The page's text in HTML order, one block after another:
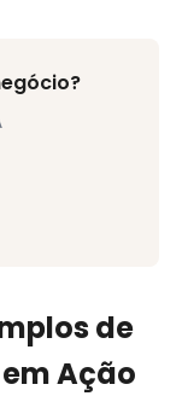
de
Ação